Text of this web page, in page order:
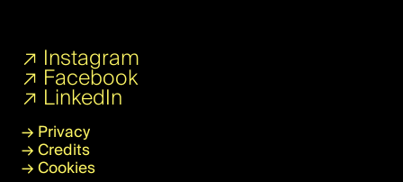
→ Privacy
→Credits
→Cookies
↗ Instagram
↗ Facebook
↗ LinkedIn